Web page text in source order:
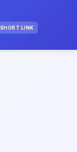
SHORT LINK